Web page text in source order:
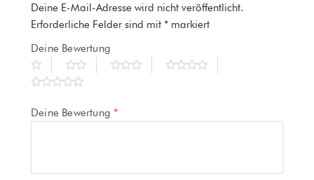
Deine E-Mail-Adresse wird nicht veröffentlicht.
Erforderliche Felder sind mit * markiert
Deine Bewertung
Deine Bewertung *